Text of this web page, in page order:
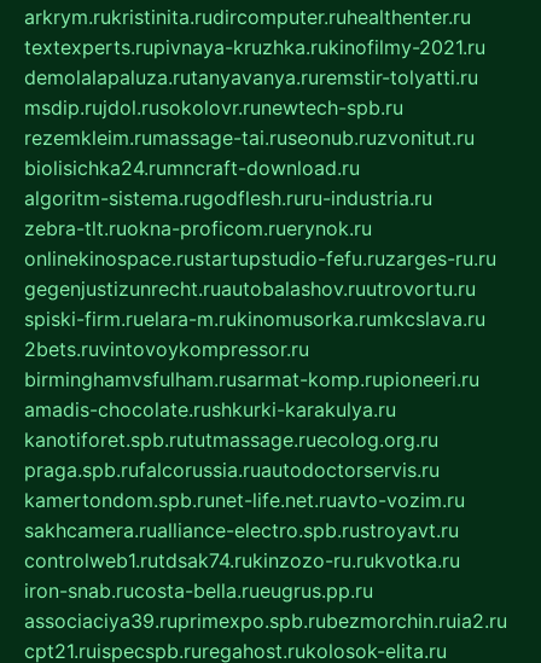
arkrym.rukristinita.rudircomputer.ruhealthenter.ru
textexperts.rupivnaya-kruzhka.rukinofilmy-2021.ru
demolalapaluza.rutanyavanya.ruremstir-tolyatti.ru
msdip.rujdol.rusokolovr.runewtech-spb.ru
rezemkleim.rumassage-tai.ruseonub.ruzvonitut.ru
biolisichka24.rumncraft-download.ru
algoritm-sistema.rugodflesh.ruru-industria.ru
zebra-tlt.ruokna-proficom.ruerynok.ru
onlinekinospace.rustartupstudio-fefu.ruzarges-ru.ru
gegenjustizunrecht.ruautobalashov.ruutrovortu.ru
spiski-firm.ruelara-m.rukinomusorka.rumkcslava.ru
2bets.ruvintovoykompressor.ru
birminghamvsfulham.rusarmat-komp.rupioneeri.ru
amadis-chocolate.rushkurki-karakulya.ru
kanotiforet.spb.rututmassage.ruecolog.org.ru
praga.spb.rufalcorussia.ruautodoctorservis.ru
kamertondom.spb.runet-life.net.ruavto-vozim.ru
sakhcamera.rualliance-electro.spb.rustroyavt.ru
controlweb1.rutdsak74.rukinzozo-ru.rukvotka.ru
iron-snab.rucosta-bella.rueugrus.pp.ru
associaciya39.ruprimexpo.spb.rubezmorchin.ruia2.ru
cpt21.ruispecspb.ruregahost.rukolosok-elita.ru